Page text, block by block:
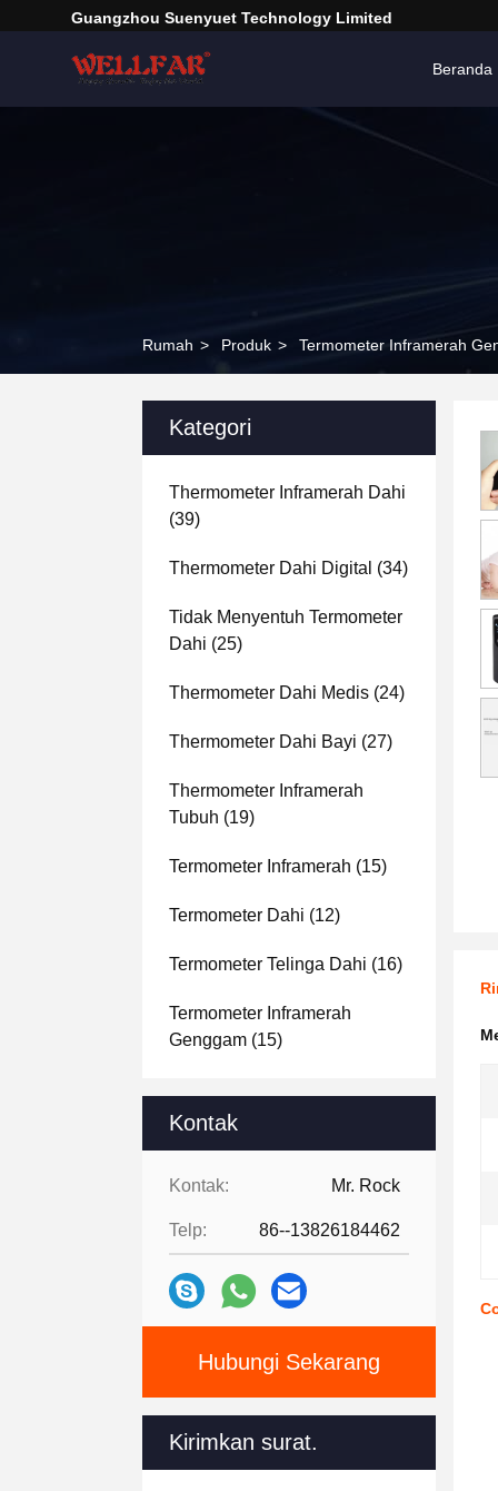
Guangzhou Suenyuet Technology Limited
Beranda
Rumah > Produk > Termometer Inframerah
Kategori
Thermometer Inframerah Dahi
(39)
Thermometer Dahi Digital (34)
Tidak Menyentuh Termometer
Dahi (25)
Thermometer Dahi Medis (24)
Thermometer Dahi Bayi (27)
Thermometer Inframerah
Tubuh (19)
Termometer Inframerah (15)
Termometer Dahi (12)
Termometer Telinga Dahi (16)
Termometer Inframerah
Genggam (15)
Kontak
Kontak: Mr. Rock
Telp: 86--13826184462
Hubungi Sekarang
Kirimkan surat.